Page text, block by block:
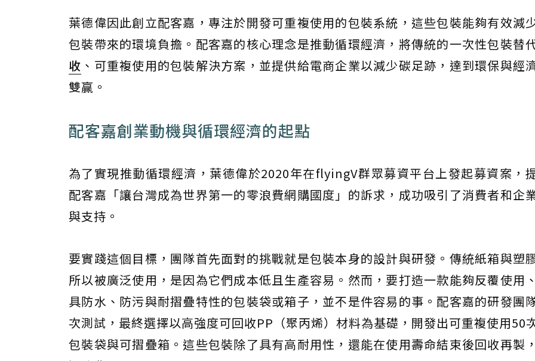
葉德偉因此創立配客嘉，專注於開發可重複使用的包裝系統，這些包裝能夠有效減
包裝帶來的環境負擔。配客嘉的核心理念是推動循環經濟，將傳統的一次性包裝替
收 、可重複使用的包裝解決方案，並提供給電商企業以減少碳足跡，達到環保與經
雙贏。
配客嘉創業動機與循環經濟的起點
為了實現推動循環經濟，葉德偉於2020年在flyingV群眾募資平台上發起募資案，
配客嘉「讓台灣成為世界第一的零浪費網購國度」的訴求，成功吸引了消費者和企
與支持。
要實踐這個目標，團隊首先面對的挑戰就是包裝本身的設計與研發。傳統紙箱與塑
所以被廣泛使用，是因為它們成本低且生產容易。然而，要打造一款能夠反覆使用
具防水、防污與耐摺疊特性的包裝袋或箱子，並不是件容易的事。配客嘉的研發團
次測試，最終選擇以高強度可回收PP（聚丙烯）材料為基礎，開發出可重複使用50
包裝袋與可摺疊箱。這些包裝除了具有高耐用性，還能在使用壽命結束後回收再製